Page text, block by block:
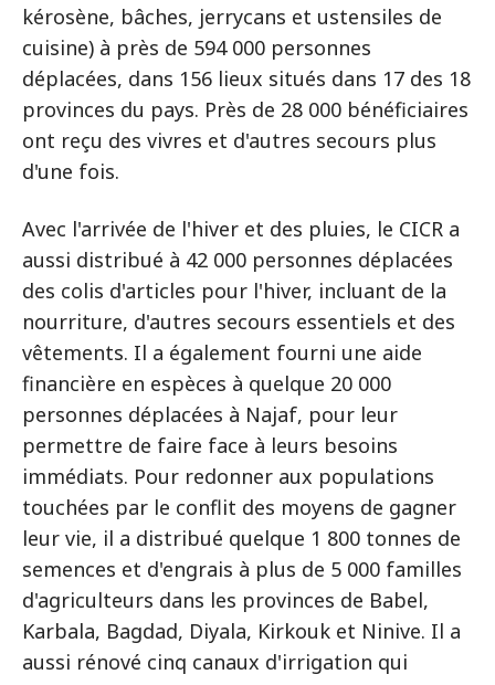
kérosène, bâches, jerrycans et ustensiles de
cuisine) à près de 594 000 personnes
déplacées, dans 156 lieux situés dans 17 des 18
provinces du pays. Près de 28 000 bénéficiaires
ont reçu des vivres et d'autres secours plus
d'une fois.
Avec l'arrivée de l'hiver et des pluies, le CICR a
aussi distribué à 42 000 personnes déplacées
des colis d'articles pour l'hiver, incluant de la
nourriture, d'autres secours essentiels et des
vêtements. Il a également fourni une aide
financière en espèces à quelque 20 000
personnes déplacées à Najaf, pour leur
permettre de faire face à leurs besoins
immédiats. Pour redonner aux populations
touchées par le conflit des moyens de gagner
leur vie, il a distribué quelque 1 800 tonnes de
semences et d'engrais à plus de 5 000 familles
d'agriculteurs dans les provinces de Babel,
Karbala, Bagdad, Diyala, Kirkouk et Ninive. Il a
aussi rénové cinq canaux d'irrigation qui